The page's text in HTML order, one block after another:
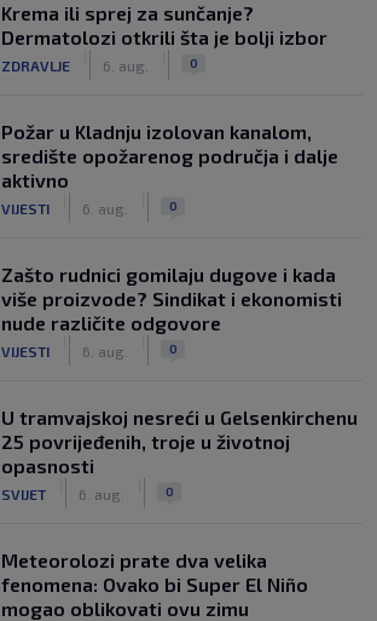
Krema ili sprej za sunčanje?
Dermatolozi otkrili šta je bolji izbor
ZDRAVLJE 6. aug. 0
Požar u Kladnju izolovan kanalom,
središte opožarenog područja i dalje
aktivno
VIJESTI 6. aug. 0
Zašto rudnici gomilaju dugove i kada
više proizvode? Sindikat i ekonomisti
nude različite odgovore
VIJESTI 6. aug. 0
U tramvajskoj nesreći u Gelsenkirchenu
25 povrijeđenih, troje u životnoj
opasnosti
SVIJET 6. aug. 0
Meteorolozi prate dva velika
fenomena: Ovako bi Super El Niño
mogao oblikovati ovu zimu